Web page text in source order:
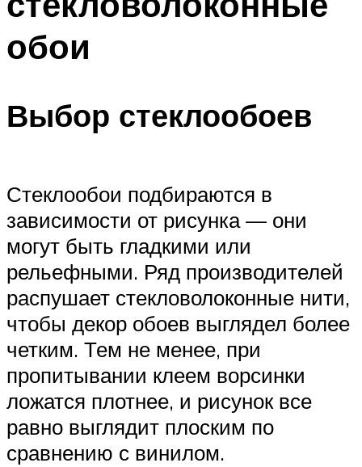
обои
Выбор стеклообоев
Стеклообои подбираются в
зависимости от рисунка — они
могут быть гладкими или
рельефными. Ряд производителей
распушает стекловолоконные нити,
чтобы декор обоев выглядел более
четким. Тем не менее, при
пропитывании клеем ворсинки
ложатся плотнее, и рисунок все
равно выглядит плоским по
сравнению с винилом.